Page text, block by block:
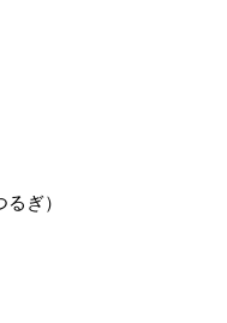
ぎ）